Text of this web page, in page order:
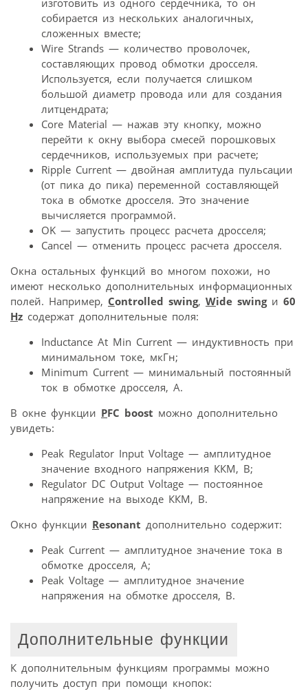
изготовить из одного сердечника, то он
собирается из нескольких аналогичных,
сложенных вместе;
Wire Strands — количество проволочек,
составляющих провод обмотки дросселя.
Используется, если получается слишком
большой диаметр провода или для создания
литцендрата;
Core Material — нажав эту кнопку, можно
перейти к окну выбора смесей порошковых
сердечников, используемых при расчете;
Ripple Current — двойная амплитуда пульсации
(от пика до пика) переменной составляющей
тока в обмотке дросселя. Это значение
вычисляется программой.
OK — запустить процесс расчета дросселя;
Cancel — отменить процесс расчета дросселя.
Окна остальных функций во многом похожи, но
имеют несколько дополнительных информационных
полей. Например, Controlled swing, Wide swingи 60
Hz содержат дополнительные поля:
Inductance At Min Current — индуктивность при
минимальном токе, мкГн;
Minimum Current — минимальный постоянный
ток в обмотке дросселя, А.
В окне функции PFC boost можно дополнительно
увидеть:
Peak Regulator Input Voltage — амплитудное
значение входного напряжения ККМ, В;
Regulator DC Output Voltage — постоянное
напряжение на выходе ККМ, В.
Окно функции Resonant дополнительно содержит:
Peak Current — амплитудное значение тока в
обмотке дросселя, А;
Peak Voltage — амплитудное значение
напряжения на обмотке дросселя, В.
Дополнительные функции
К дополнительным функциям программы можно
получить доступ при помощи кнопок: